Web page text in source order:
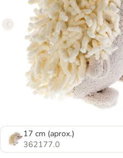
17 cm (aprox.)
362177.0